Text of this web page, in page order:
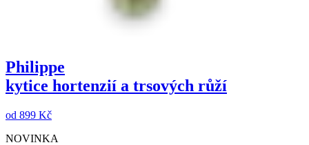
Philippe
kytice hortenzií a trsových růží
od 899 Kč
NOVINKA